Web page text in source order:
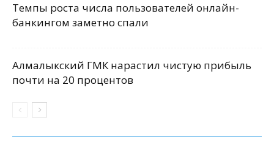
Темпы роста числа пользователей онлайн-
банкингом заметно спали
Алмалыкский ГМК нарастил чистую прибыль
почти на 20 процентов